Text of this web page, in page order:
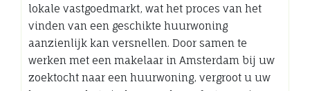
lokale vastgoedmarkt, wat het proces van het
vinden van een geschikte huurwoning
aanzienlijk kan versnellen. Door samen te
werken met een makelaar in Amsterdam bij uw
zoektocht naar een huurwoning, vergroot u uw